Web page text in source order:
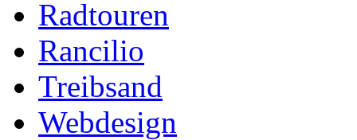
Radtouren
Rancilio
Treibsand
Webdesign